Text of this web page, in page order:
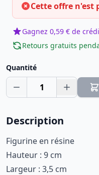
Cette offre n'est
Gagnez 0,59 € de
Retours gratuits
Quantité
1
Description
Figurine en résine
Hauteur : 9 cm
Largeur : 3,5 cm